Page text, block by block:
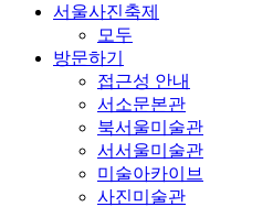
서울사진축제
모두
방문하기
접근성 안내
서소문본관
북서울미술관
서서울미술관
미술아카이브
사진미술관